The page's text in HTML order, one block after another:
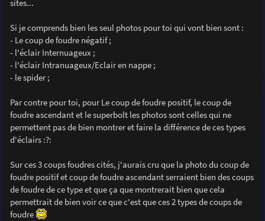
sites...
Si je comprends bien les seul photos pour toi qui vont bien sont :
- Le coup de foudre négatif ;
- l'éclair Internuageux ;
- l'éclair Intranuageux/Eclair en nappe ;
- le spider ;
Par contre pour toi, pour Le coup de foudre positif, le coup de
foudre ascendant et le superbolt les photos sont celles qui ne
permettent pas de bien montrer et faire la différence de ces types
d'éclairs :?:
Sur ces 3 coups foudres cités, j'aurais cru que la photo du coup de
foudre positif et coup de foudre ascendant serraient bien des coups
de foudre de ce type et que ça que montrerait bien que cela
permettrait de bien voir ce que c'est que ces 2 types de coups de
foudre